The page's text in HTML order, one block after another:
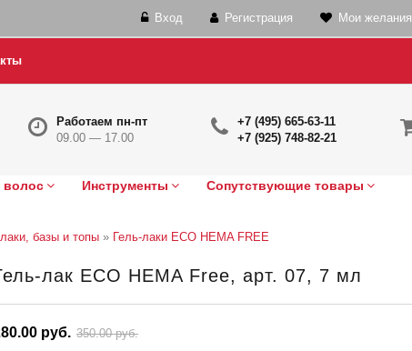
Вход Регистрация Мои желания
+7 (495) 665-63-11
+7 (925) 748-82-21
Работаем пн-пт
09.00 — 17.00
волос Инструменты Сопутствующие товары
базы и топы » Гель-лаки ECO HEMA FREE
лак ECO HEMA Free, арт. 07, 7 мл
руб. 350.00 руб.